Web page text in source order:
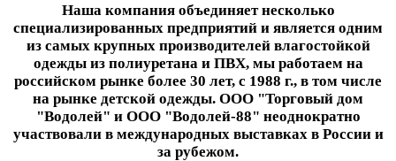
Наша компания объединяет несколько
специализированных предприятий и является одним
из самых крупных производителей влагостойкой
одежды из полиуретана и ПВХ, мы работаем на
российском рынке более 30 лет, с 1988 г., в том числе
на рынке детской одежды. ООО "Торговый дом
"Водолей" и ООО "Водолей-88" неоднократно
участвовали в международных выставках в России и
за рубежом.